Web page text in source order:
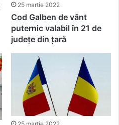
25 martie 2022
Cod Galben de vânt
puternic valabil în 21 de
județe din țară